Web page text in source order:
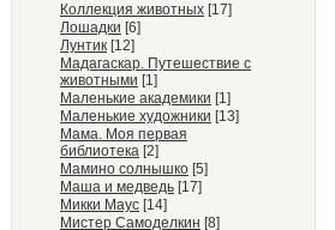
Коллекция животных [17]
Лошадки [6]
Лунтик [12]
Мадагаскар. Путешествие с
животными [1]
Маленькие академики [1]
Маленькие художники [13]
Мама. Моя первая
библиотека [2]
Мамино солнышко [5]
Маша и медведь [17]
Микки Маус [14]
Мистер Самоделкин [8]